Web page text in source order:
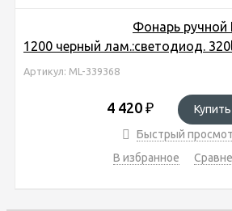
Фонарь ручной
1200 черный лам.:светодиод.
Артикул: ML-339368
4 420 ₽
Купить
Быстрый
В избранное